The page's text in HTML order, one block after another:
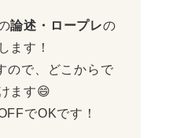
論述・ロープレの
ます！
ので、どこからで
ます😄
でOKです！